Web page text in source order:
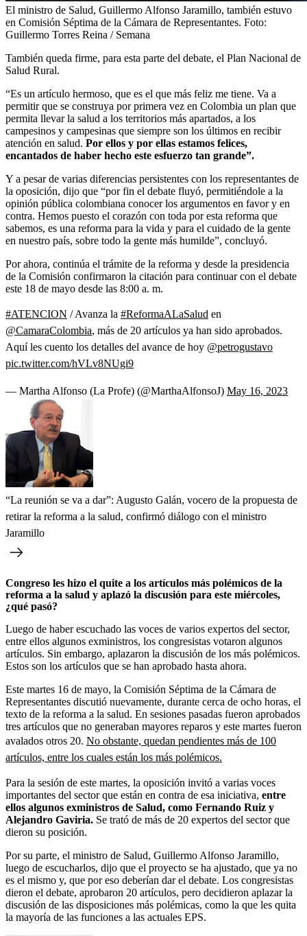
El ministro de Salud, Guillermo Alfonso Jaramillo, también estuvo
en Comisión Séptima de la Cámara de Representantes. Foto:
Guillermo Torres Reina / Semana
También queda firme, para esta parte del debate, el Plan Nacional de
Salud Rural.
“Es un artículo hermoso, que es el que más feliz me tiene. Va a
permitir que se construya por primera vez en Colombia un plan que
permita llevar la salud a los territorios más apartados, a los
campesinos y campesinas que siempre son los últimos en recibir
atención en salud. Por ellos y por ellas estamos felices,
encantados de haber hecho este esfuerzo tan grande”.
Y a pesar de varias diferencias persistentes con los representantes de
la oposición, dijo que “por fin el debate fluyó, permitiéndole a la
opinión pública colombiana conocer los argumentos en favor y en
contra. Hemos puesto el corazón con toda por esta reforma que
sabemos, es una reforma para la vida y para el cuidado de la gente
en nuestro país, sobre todo la gente más humilde”, concluyó.
Por ahora, continúa el trámite de la reforma y desde la presidencia
de la Comisión confirmaron la citación para continuar con el debate
este 18 de mayo desde las 8:00 a. m.
#ATENCION / Avanza la #ReformaALaSalud en
@CamaraColombia, más de 20 artículos ya han sido aprobados.
Aquí les cuento los detalles del avance de hoy @petrogustavo
pic.twitter.com/hVLv8NUgi9
— Martha Alfonso (La Profe) (@MarthaAlfonsoJ) May 16, 2023
“La reunión se va a dar”: Augusto Galán, vocero de la propuesta de
retirar la reforma a la salud, confirmó diálogo con el ministro
Jaramillo
Congreso les hizo el quite a los artículos más polémicos de la
reforma a la salud y aplazó la discusión para este miércoles,
¿qué pasó?
Luego de haber escuchado las voces de varios expertos del sector,
entre ellos algunos exministros, los congresistas votaron algunos
artículos. Sin embargo, aplazaron la discusión de los más polémicos.
Estos son los artículos que se han aprobado hasta ahora.
Este martes 16 de mayo, la Comisión Séptima de la Cámara de
Representantes discutió nuevamente, durante cerca de ocho horas, el
texto de la reforma a la salud. En sesiones pasadas fueron aprobados
tres artículos que no generaban mayores reparos y este martes fueron
avalados otros 20. No obstante, quedan pendientes más de 100
artículos, entre los cuales están los más polémicos.
Para la sesión de este martes, la oposición invitó a varias voces
importantes del sector que están en contra de esa iniciativa, entre
ellos algunos exministros de Salud, como Fernando Ruiz y
Alejandro Gaviria. Se trató de más de 20 expertos del sector que
dieron su posición.
Por su parte, el ministro de Salud, Guillermo Alfonso Jaramillo,
luego de escucharlos, dijo que el proyecto se ha ajustado, que ya no
es el mismo y, que por eso deberían dar el debate. Los congresistas
dieron el debate, aprobaron 20 artículos, pero decidieron aplazar la
discusión de las disposiciones más polémicas, como la que les quita
la mayoría de las funciones a las actuales EPS.